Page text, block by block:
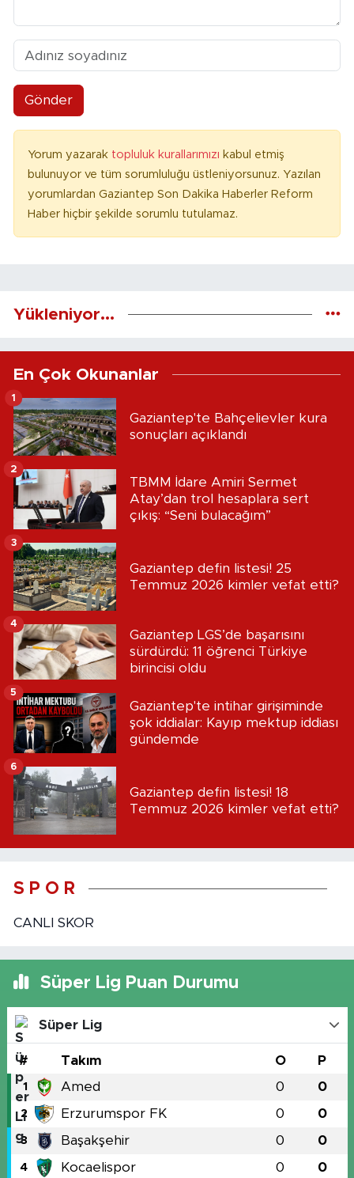
Gönder
Yorum yazarak topluluk kurallarımızı kabul etmiş
bulunuyor ve tüm sorumluluğu üstleniyorsunuz. Yazılan
yorumlardan Gaziantep Son Dakika Haberler Reform
Haber hiçbir şekilde sorumlu tutulamaz.
Yükleniyor...
En Çok Okunanlar
Gaziantep'te Bahçelievler kura
sonuçları açıklandı
1
TBMM İdare Amiri Sermet
Atay’dan trol hesaplara sert
çıkış: “Seni bulacağım”
2
Gaziantep defin listesi! 25
Temmuz 2026 kimler vefat etti?
3
Gaziantep LGS’de başarısını
sürdürdü: 11 öğrenci Türkiye
birincisi oldu
4
Gaziantep'te intihar girişiminde
şok iddialar: Kayıp mektup iddiası
gündemde
5
Gaziantep defin listesi! 18
Temmuz 2026 kimler vefat etti?
6
S P O R
CANLI SKOR
Süper Lig Puan Durumu
Süper Lig
# Takım O P
1 Amed 0 0
2 Erzurumspor FK 0 0
3 Başakşehir 0 0
4 Kocaelispor 0 0